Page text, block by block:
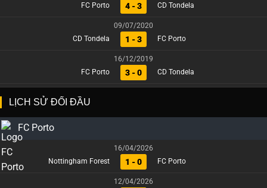
FC Porto
4 - 3 CD Tondela
09/07/2020
CD Tondela
1 - 3 FC Porto
16/12/2019
FC Porto
3 - 0 CD Tondela
LỊCH SỬ ĐỐI ĐẦU
FC Porto
16/04/2026
Nottingham Forest
1 - 0 FC Porto
12/04/2026